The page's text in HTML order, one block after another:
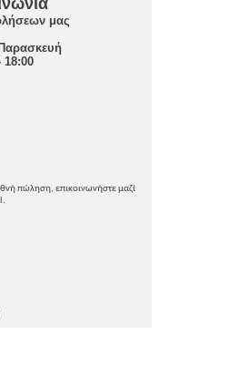
μας
18:00
πώληση, επικοινωνήστε μαζί